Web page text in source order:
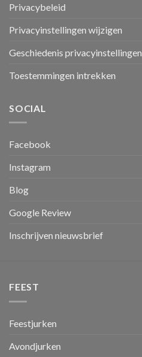
Privacybeleid
Privacyinstellingen wijzigen
Geschiedenis privacyinstellingen
Toestemmingen intrekken
SOCIAL
Facebook
Instagram
Blog
Google Review
Inschrijven nieuwsbrief
FEEST
Feestjurken
Avondjurken